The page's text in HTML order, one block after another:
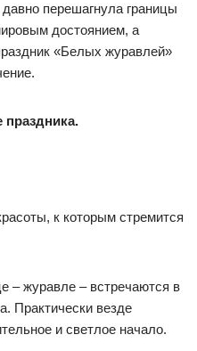
перешагнула границы
достоянием, а
«Белых журавлей»
праздника.
к которым стремится
– журавле – встречаются в
Практически везде
и светлое начало.